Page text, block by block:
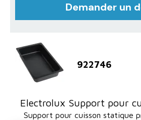
Demander un
922746
Electrolux Support pour
Support pour cuisson statique